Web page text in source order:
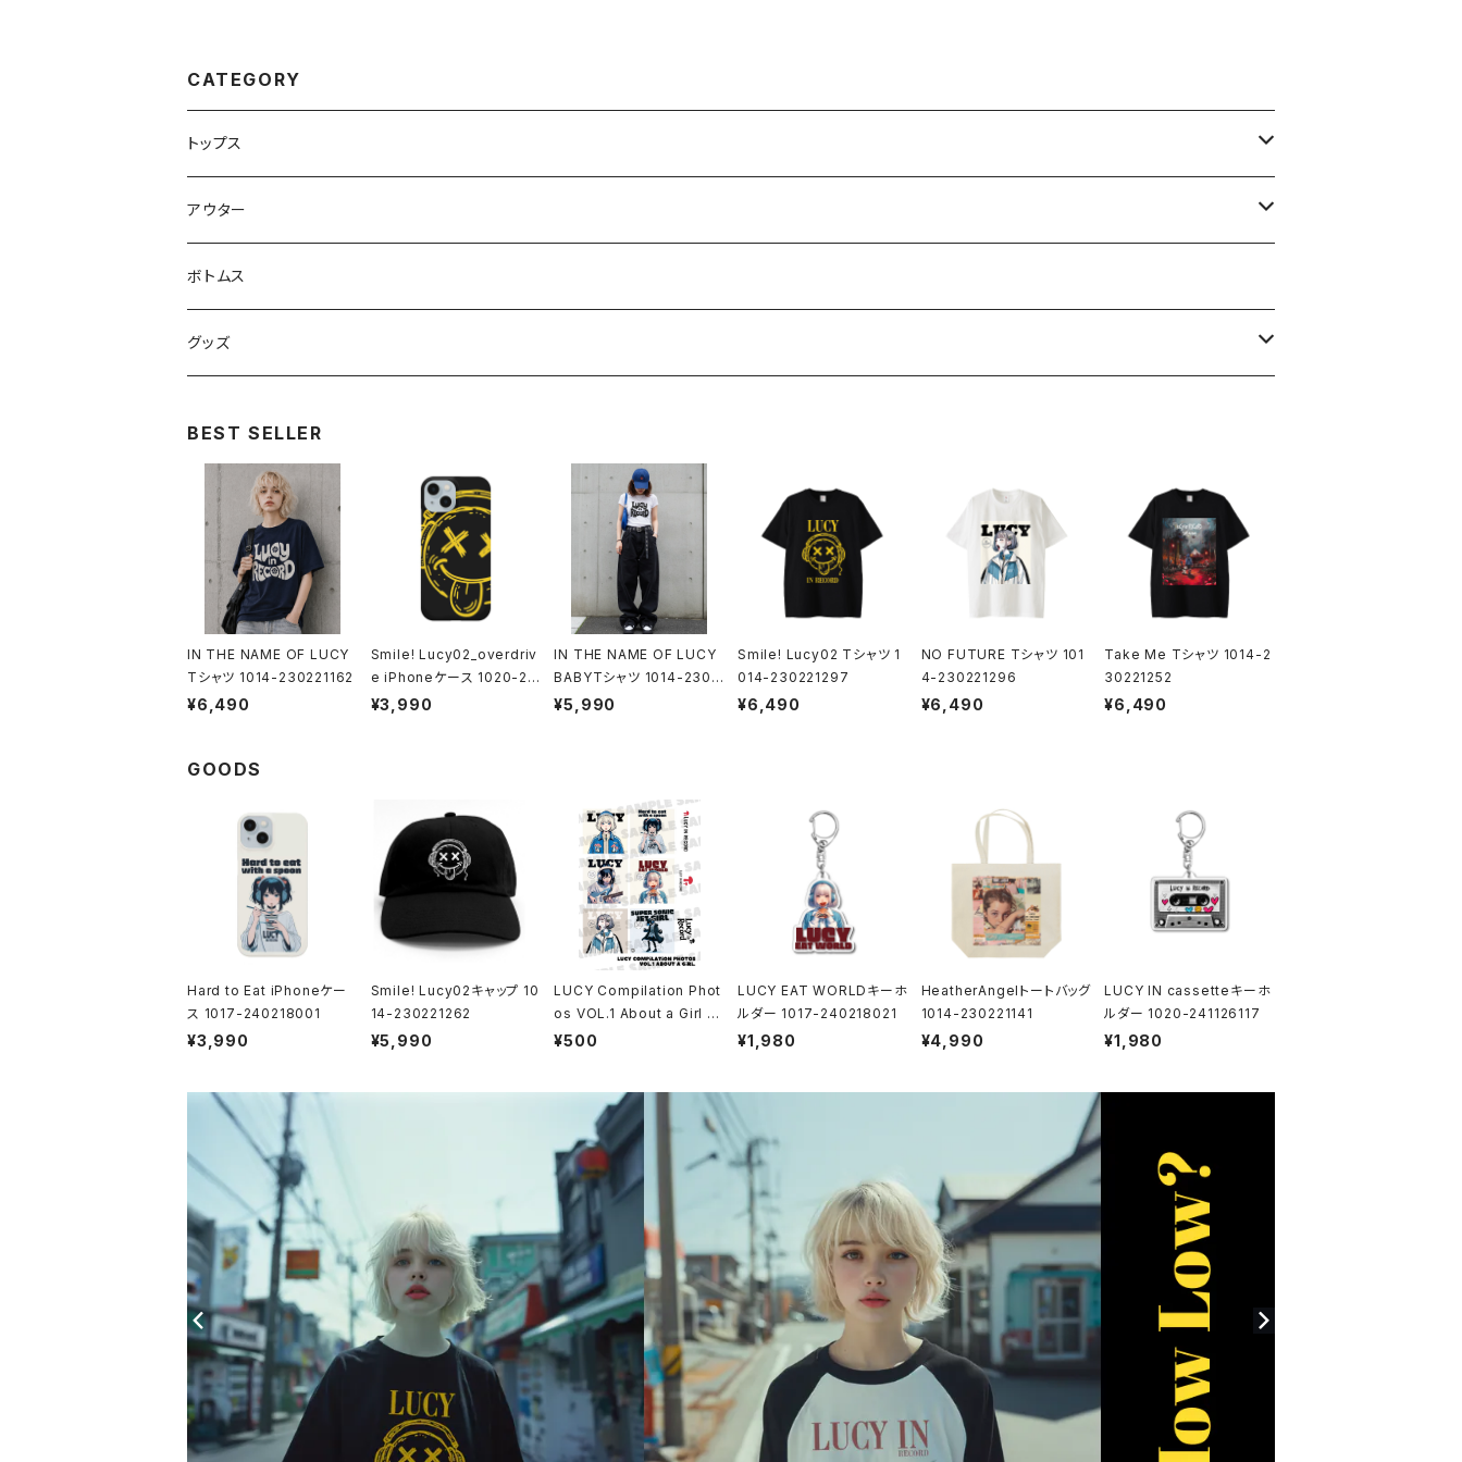
CATEGORY
トップス
スウェット・パーカー
Tシャツ
シャツ
アウター
ジャケット・ブルゾン
ボトムス
グッズ
モバイルケース
Androidケース
iPhoneケース
スマホリング
ステッカー
アクセサリー
フォトカード
ライフスタイル
BEST SELLER
IN THE NAME OF LUCY
Tシャツ 1014-230221162
¥6,490
Smile! Lucy02_overdriv
e iPhoneケース 1020-24
1126082
¥3,990
IN THE NAME OF LUCY
BABYTシャツ 1014-2302
21285
¥5,990
Smile! Lucy02 Tシャツ 1
014-230221297
¥6,490
NO FUTURE Tシャツ 101
4-230221296
¥6,490
Take Me Tシャツ 1014-2
30221252
¥6,490
GOODS
Hard to Eat iPhoneケー
ス 1017-240218001
¥3,990
Smile! Lucy02キャップ 10
14-230221262
¥5,990
LUCY Compilation Phot
os VOL.1 About a Girl 10
21-250222001
¥500
LUCY EAT WORLDキーホ
ルダー 1017-240218021
¥1,980
HeatherAngelトートバッグ
1014-230221141
¥4,990
LUCY IN cassetteキーホ
ルダー 1020-241126117
¥1,980